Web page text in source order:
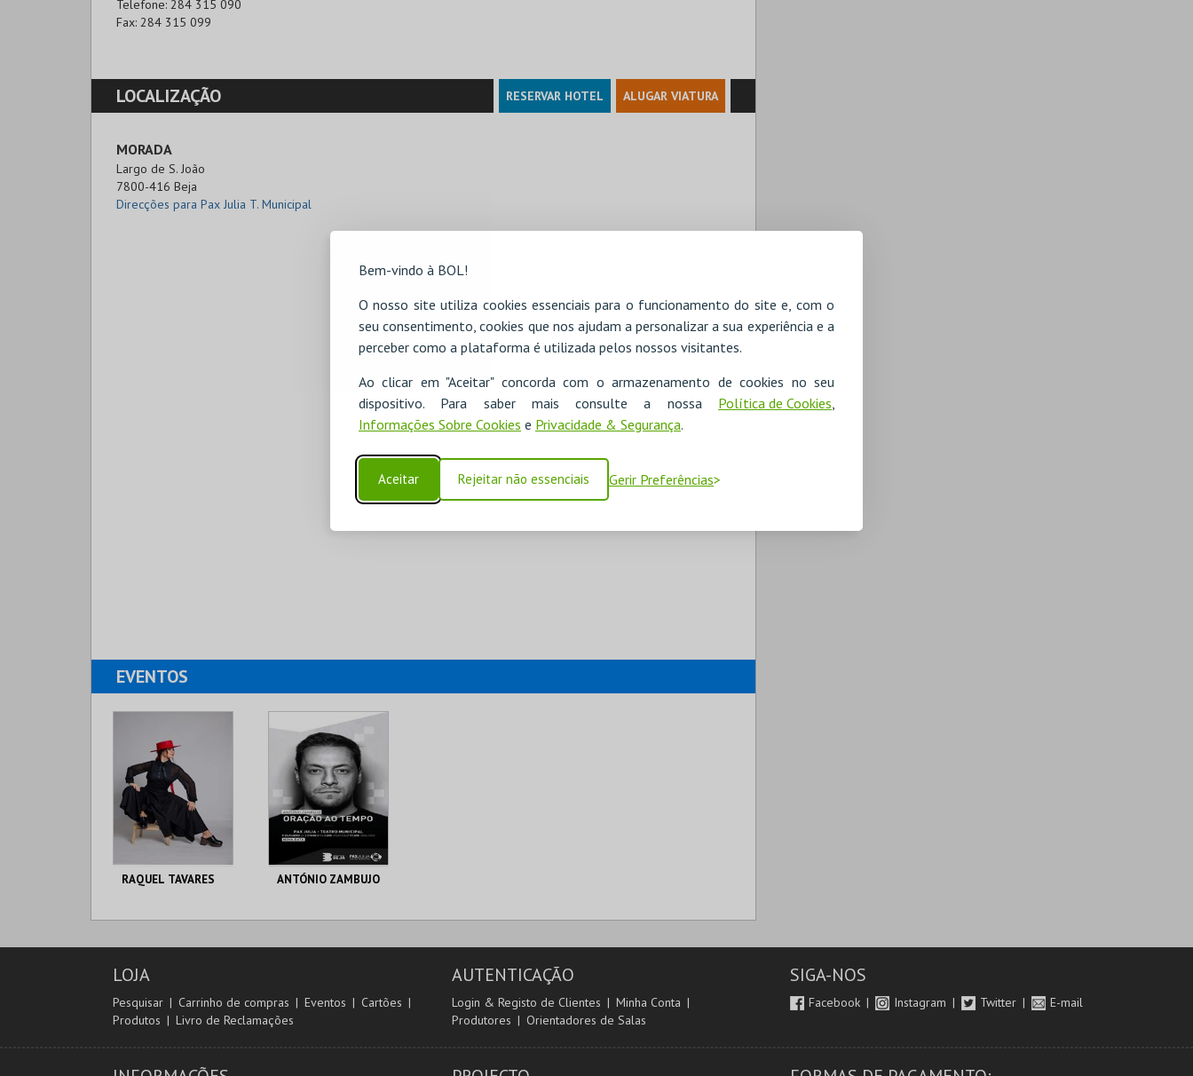
Bem-vindo à BOL!
O nosso site utiliza cookies essenciais para o funcionamento do site e, com o
seu consentimento, cookies que nos ajudam a personalizar a sua experiência e a
perceber como a plataforma é utilizada pelos nossos visitantes.
Ao clicar em "Aceitar" concorda com o armazenamento de cookies no seu
dispositivo. Para saber mais consulte a nossa Política de Cookies
Informações Sobre Cookies e Privacidade & Segurança.
Aceitar Rejeitar não essenciais Gerir Preferências
Telefone: 284 315 090
Fax: 284 315 099
LOCALIZAÇÃO RESERVAR HOTEL ALUGAR VIATURA
MORADA
Largo de S. João
7800-416 Beja
Direcções para Pax Julia T. Municipal
EVENTOS
RAQUEL TAVARES
MUNICIPAL
COMPRAR
ANTÓNIO ZAMBUJO
MUNICIPAL
LOJA
Pesquisar Carrinho de compras Eventos
Cartões
Produtos
Livro de Reclamações
AUTENTICAÇÃO
Login & Registo de Clientes
Minha Conta
Produtores
Orientadores de Salas
SIGA-NOS
Facebook Instagram Twitter E-mail